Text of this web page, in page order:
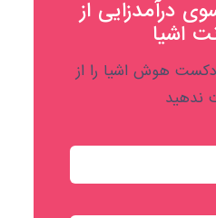
درآمدزایی از
اشیا
هوش اشیا را از
ندهید